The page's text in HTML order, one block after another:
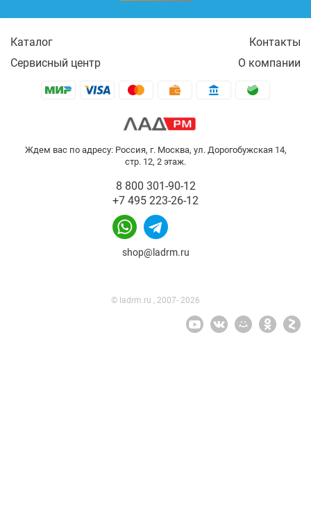
Каталог
Контакты
Сервисный центр
О компании
Ждем вас по адресу: Россия, г. Москва, ул. Дорогобужская 14,
стр. 12, 2 этаж.
8 800 301-90-12
+7 495 223-26-12
shop@ladrm.ru
© ladrm.ru , 2007- 2026